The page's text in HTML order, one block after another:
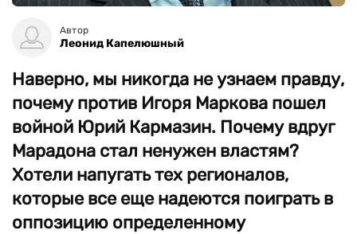
Автор
Леонид Капелюшный
Наверно, мы никогда не узнаем правду,
почему против Игоря Маркова пошел
войной Юрий Кармазин. Почему вдруг
Марадона стал ненужен властям?
Хотели напугать тех регионалов,
которые все еще надеются поиграть в
оппозицию определенному